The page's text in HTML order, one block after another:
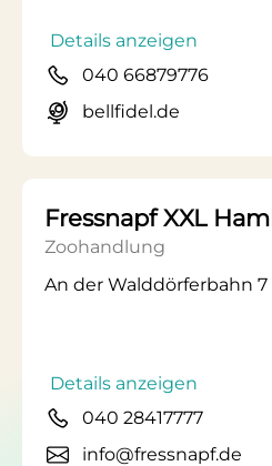
Details anzeigen
040 66879776
bellfidel.de
Fressnapf XXL
Zoohandlung
An der Walddörferbahn 7
Details anzeigen
040 28417777
info@fressnapf.de